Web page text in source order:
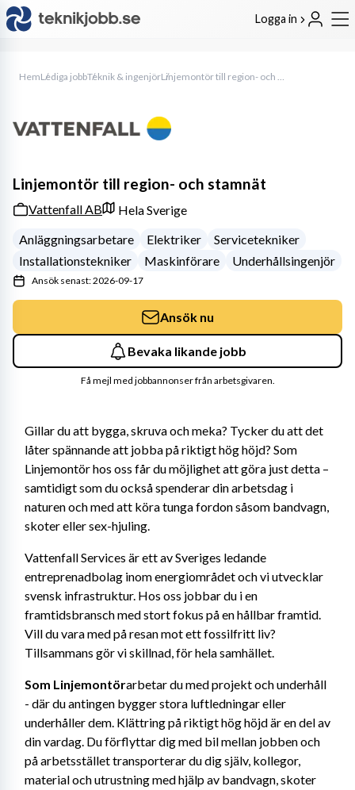
Logga in
HemLediga jobbTeknik & ingenjör Linjemontör till region- och stamnät
Gillar du att bygga, skruva och meka? Tycker du att det
låter spännande att jobba på riktigt hög höjd? Som
Linjemontör hos oss får du möjlighet att göra just detta –
samtidigt som du också spenderar din arbetsdag i
naturen och med att köra tunga fordon såsom bandvagn,
skoter eller sex-hjuling.
Vattenfall Services är ett av Sveriges ledande
entreprenadbolag inom energiområdet och vi utvecklar
svensk infrastruktur. Hos oss jobbar du i en
framtidsbransch med stort fokus på en hållbar framtid.
Vill du vara med på resan mot ett fossilfritt liv?
Tillsammans gör vi skillnad, för hela samhället.
Som Linjemontörarbetar du med projekt och underhåll
- där du antingen bygger stora luftledningar eller
underhåller dem. Klättring på riktigt hög höjd är en del av
din vardag. Du förflyttar dig med bil mellan jobben och
på arbetsstället transporterar du dig själv, kollegor,
material och utrustning med hjälp av bandvagn, skoter
Linjemontör till region- och stamnät
Vattenfall AB
Hela Sverige
Anläggningsarbetare
Elektriker
Servicetekniker
Installationstekniker
Maskinförare Underhållsingenjör
Ansök senast: 2026-09-17
Ansök nu
Bevaka likande jobb
Få mejl med jobbannonser från arbetsgivaren.